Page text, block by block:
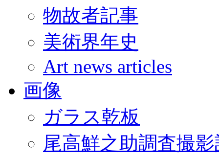
物故者記事
美術界年史
Art news articles
画像
ガラス乾板
尾高鮮之助調査撮